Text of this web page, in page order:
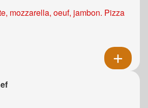
mozzarella, oeuf, jambon. Pizza